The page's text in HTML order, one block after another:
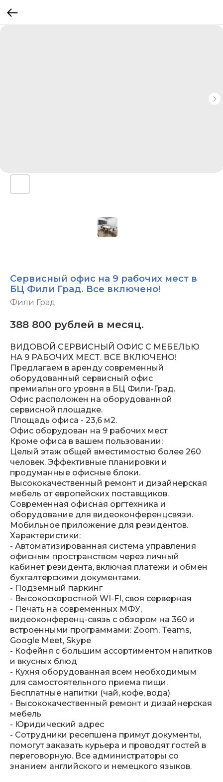
Сервисный офис на 9 рабочих мест в
БЦ Фили Град. Все включено!
Фили Град
388 800 рублей в месяц.
ВИДОВОЙ СЕРВИСНЫЙ ОФИС С МЕБЕЛЬЮ
НА 9 РАБОЧИХ МЕСТ. ВСЕ ВКЛЮЧЕНО!
Предлагаем в аренду современный
оборудованный сервисный офис
премиального уровня в БЦ Фили-Град.
Офис расположен на оборудованной
сервисной площадке.
Площадь офиса - 23,6 м2.
Офис оборудован на 9 рабочих мест
Кроме офиса в вашем пользовании:
Целый этаж общей вместимостью более 260
человек. Эффективные планировки и
продуманные офисные блоки.
Высококачественный ремонт и дизайнерская
мебель от европейских поставщиков.
Современная офисная оргтехника и
оборудование для видеоконференцсвязи.
Мобильное приложение для резидентов.
Характеристики:
- Автоматизированная система управления
офисным пространством через личный
кабинет резидента, включая платежи и обмен
бухгалтерскими документами.
- Подземный паркинг
- Высокоскоростной WI-FI, своя серверная
- Печать на современных МФУ,
видеоконференц-связь с обзором на 360 и
встроенными программами: Zoom, Teams,
Google Meet, Skype
- Кофейня с большим ассортиментом напитков
и вкусных блюд
- Кухня оборудованная всем необходимым
для самостоятельного приема пищи.
Бесплатные напитки (чай, кофе, вода)
- Высококачественный ремонт и дизайнерская
мебель
- Юридический адрес
- Сотрудники ресепшена примут документы,
помогут заказать курьера и проводят гостей в
переговорную. Все администраторы со
знанием английского и немецкого языков.